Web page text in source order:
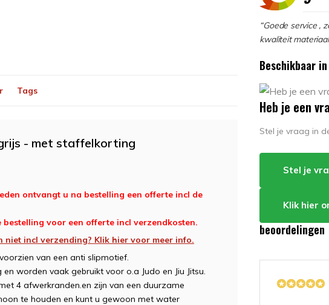
“Goede service ,
kwaliteit
Beschikbaar
Tags
- met staffelkorting
ontvangt u na bestelling een offerte incl de
voor een offerte incl verzendkosten.
incl verzending? Klik hier voor meer info.
van een anti slipmotief.
worden vaak gebruikt voor o.a Judo en Jiu Jitsu.
4 afwerkranden.en zijn van een duurzame
te houden en kunt u gewoon met water
Heb je een
Stel je vraag in
Stel je
Klik hier
beoordelingen